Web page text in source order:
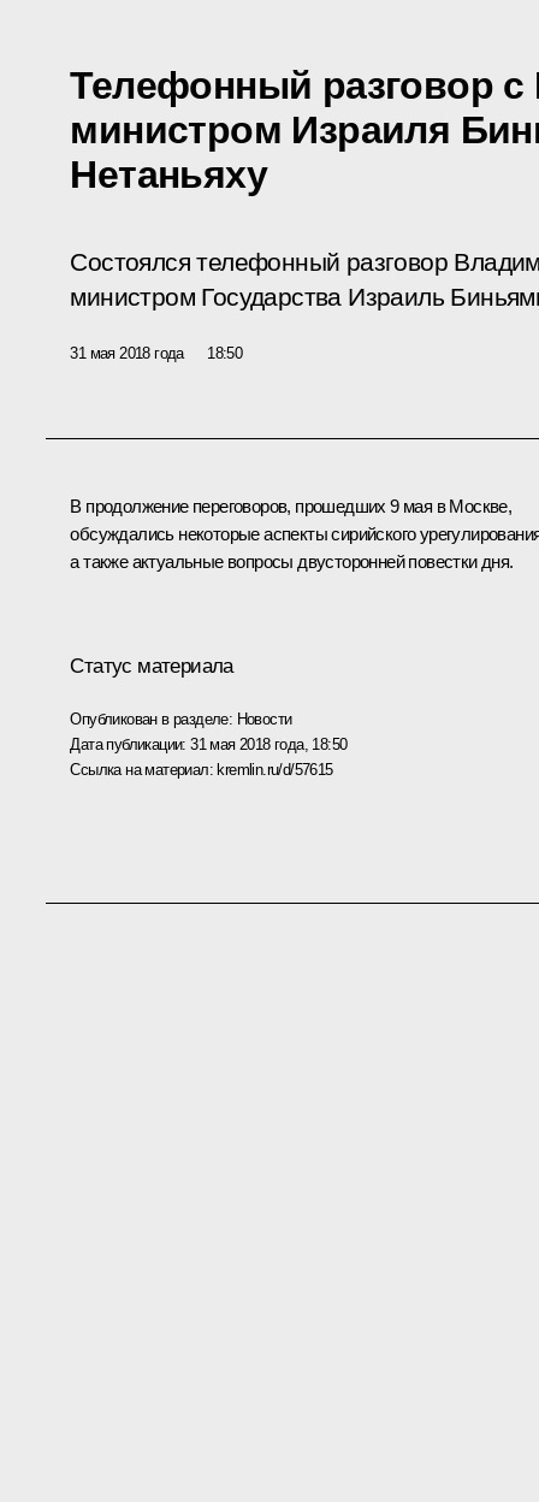
Телефонный разговор
министром Израиля
Нетаньяху
Состоялся телефонный разговор
министром Государства Израиль
31 мая 2018 года 18:50
В продолжение переговоров, прошедших 9 мая в Москве,
обсуждались некоторые аспекты сирийского
а также актуальные вопросы двусторонней повестки дня.
Статус материала
Опубликован в разделе: Новости
Дата публикации:31 мая 2018 года, 18:50
Ссылка на материал: kremlin.ru/d/57615